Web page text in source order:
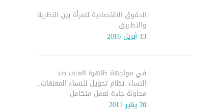
الحقوق الاقتصادية للمرأة بين النظرية
والتطبيق
13 أبريل 2016
في مواجهة ظاهرة العنف ضد
النساء..نظام تحويل للنساء المعنفات..
محاولة جادة لعمل متكامل
20 يناير 2011